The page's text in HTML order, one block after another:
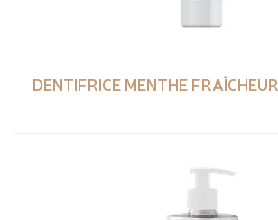
DENTIFRICE MENTHE FRAÎCHEUR